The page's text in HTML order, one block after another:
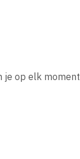
je op elk moment